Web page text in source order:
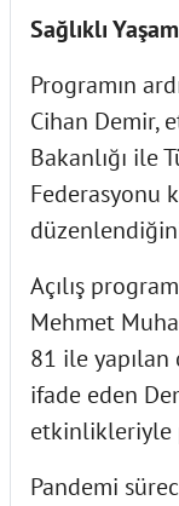
Sağlıklı
Programın
Cihan Demir,
Bakanlığı ile
Federasyonu
Açılış
Mehmet
81 ile yapılan
ifade eden
etkinlikleriyle
Pandemi